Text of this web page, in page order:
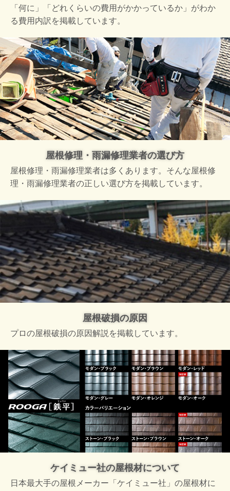
「何に」「どれくらいの費用がかかっているか」がわか
る費用内訳を掲載しています。
屋根修理・雨漏修理業者の選び方
屋根修理・雨漏修理業者は多くあります。そんな屋根修
理・雨漏修理業者の正しい選び方を掲載しています。
屋根破損の原因
プロの屋根破損の原因解説を掲載しています。
ケイミュー社の屋根材について
日本最大手の屋根メーカー「ケイミュー社」の屋根材に